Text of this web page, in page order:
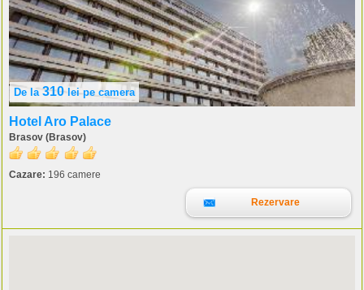
De la 310leipe camera
Hotel Aro Palace
Brasov (Brasov)
Cazare: 196 camere
Rezervare